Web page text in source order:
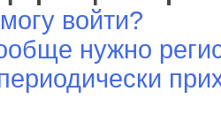
войти?
нужно